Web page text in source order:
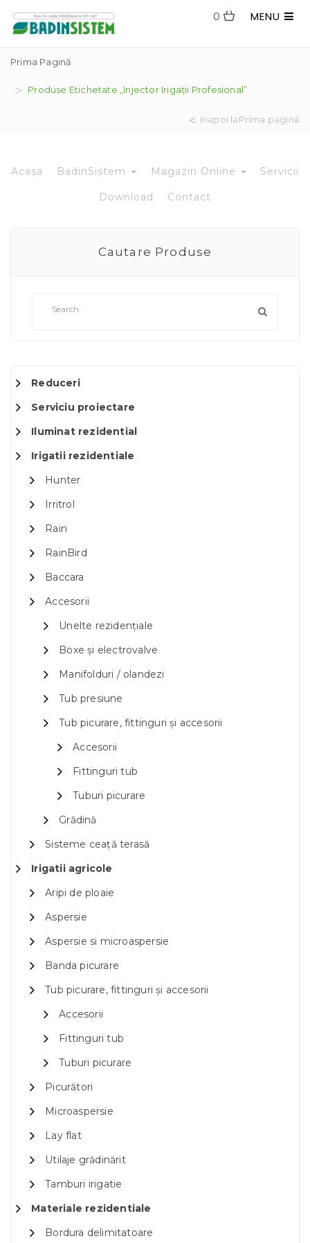
MENU
0
Prima Pagină
Produse Etichetate „injector Irigații Profesional”
Inapoi laPrima pagină
Acasa BadinSistem Magazin Online Servicii
Download Contact
Cautare Produse
Reduceri
Serviciu proiectare
Iluminat rezidential
Irigatii rezidentiale
Hunter
Irritrol
Rain
RainBird
Baccara
Accesorii
Unelte rezidențiale
Boxe și electrovalve
Manifolduri / olandezi
Tub presiune
Tub picurare, fittinguri și accesorii
Accesorii
Fittinguri tub
Tuburi picurare
Grădină
Sisteme ceață terasă
Irigatii agricole
Aripi de ploaie
Aspersie
Aspersie si microaspersie
Banda picurare
Tub picurare, fittinguri și accesorii
Accesorii
Fittinguri tub
Tuburi picurare
Picurători
Microaspersie
Lay flat
Utilaje grădinărit
Tamburi irigatie
Materiale rezidentiale
Bordura delimitatoare